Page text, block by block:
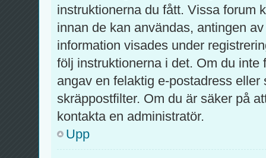
instruktionerna du fått. Vissa forum
innan de kan användas, antingen
information visades under
följ instruktionerna i det. Om du
angav en felaktig e-postadress
skräppostfilter. Om du är säker på
kontakta en administratör.
Upp